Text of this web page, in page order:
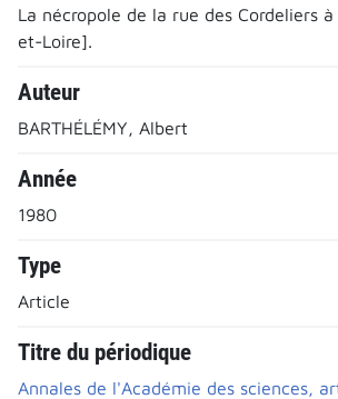
La nécropole de la rue des Cordeliers
et-Loire].
Auteur
BARTHÉLÉMY, Albert
Année
1980
Type
Article
Titre du périodique
Annales de l'Académie des sciences,